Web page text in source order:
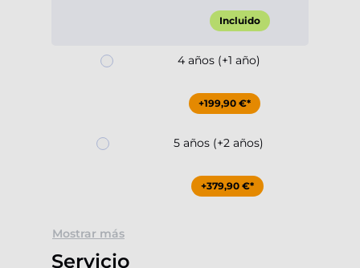
Incluido
4 años (+1 año)
+199,90 €*
5 años (+2 años)
+379,90 €*
Mostrar más
Servicio